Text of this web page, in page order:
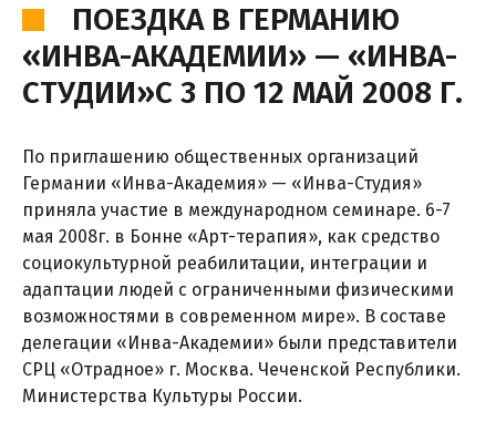
ПОЕЗДКА В ГЕРМАНИЮ
«ИНВА-АКАДЕМИИ» — «ИНВА-
СТУДИИ»С 3 ПО 12 МАЙ 2008 Г.
По приглашению общественных организаций
Германии «Инва-Академия» — «Инва-Студия»
приняла участие в международном семинаре. 6-7
мая 2008г. в Бонне «Арт-терапия», как средство
социокультурной реабилитации, интеграции и
адаптации людей с ограниченными физическими
возможностями в современном мире». В составе
делегации «Инва-Академии» были представители
СРЦ «Отрадное» г. Москва. Чеченской Республики.
Министерства Культуры России.